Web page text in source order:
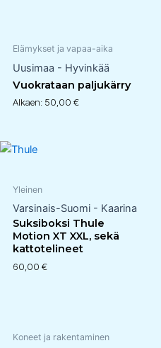
Elämykset ja vapaa-aika
Uusimaa - Hyvinkää
Vuokrataan paljukärry
Alkaen: 50,00 €
Yleinen
Varsinais-Suomi - Kaarina
Suksiboksi Thule
Motion XT XXL, sekä
kattotelineet
60,00 €
Koneet ja rakentaminen